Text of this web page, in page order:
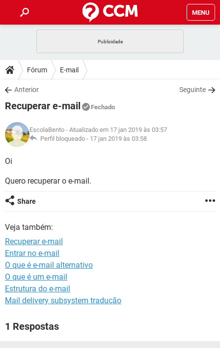
MENU
CELULAR
OUTLOOK
INSTAGRAM
GUIA DE COMPRAS
DICAS
JOGOS
INSTAGRAM GMAIL
GUIA DE COMPRAS
DOWNLOADS
JOGOS
CELULAR
OUTLOOK EXCEL
INSTAGRAM
FÓRUM
JOGOS WHATSAPP
CELULAR
OUTLOOK
INSTAGRAM
GUIA DE COMPRAS
GLOSSÁRIO
JOGOS
INSTAGRAM
GUIA DE COMPRAS
Fórum E-mail
Anterior Seguinte
Recuperar e-mail Fechado
EscolaBento - Atualizado em 17 jan 2019 às 03:57
Perfil bloqueado - 17 jan 2019 às 03:58
Oi
Quero recuperar o e-mail.
Share
Veja também:
Recuperar e-mail
Entrar no e-mail
O que é e-mail alternativo
O que é um e-mail
Estrutura do e-mail
Mail delivery subsystem tradução
1 Respostas